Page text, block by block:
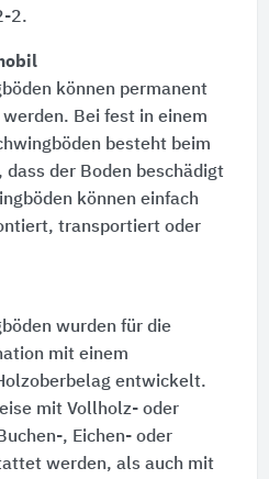
2.
können permanent
Bei fest in einem
besteht beim
dass der Boden beschädigt
können einfach
transportiert oder
wurden für die
mit einem
entwickelt.
mit Vollholz- oder
, Eichen- oder
werden, als auch mit